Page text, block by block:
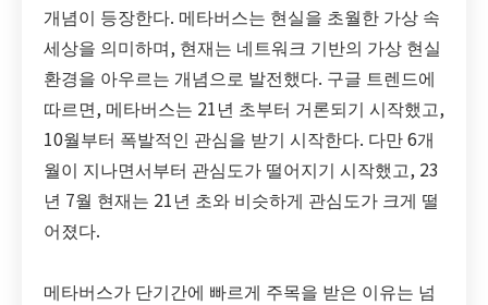
개념이 등장한다. 메타버스는 현실을 초월한 가상 속
세상을 의미하며, 현재는 네트워크 기반의 가상 현실
환경을 아우르는 개념으로 발전했다. 구글 트렌드에
따르면, 메타버스는 21년 초부터 거론되기 시작했고,
10월부터 폭발적인 관심을 받기 시작한다. 다만 6개
월이 지나면서부터 관심도가 떨어지기 시작했고, 23
년 7월 현재는 21년 초와 비슷하게 관심도가 크게 떨
어졌다.
메타버스가 단기간에 빠르게 주목을 받은 이유는 넘